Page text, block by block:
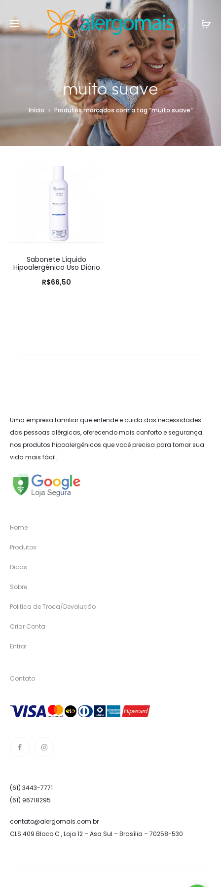
muito suave
Início Produtos marcados com a tag “muito suave”
Sabonete Líquido
Hipoalergênico Uso Diário
R$66,50
Uma empresa familiar que entende e cuida das necessidades
das pessoas alérgicas, oferecendo mais conforto e segurança
nos produtos hipoalergênicos que você precisa para tornar sua
vida mais fácil.
Home
Produtos
Dicas
Sobre
Politica de Troca/Devolução
Criar Conta
Entrar
Contato
(61) 3443-7771
(61) 96718295
contato@alergomais.com.br
CLS 409 Bloco C , Loja 12 – Asa Sul – Brasília – 70258-530